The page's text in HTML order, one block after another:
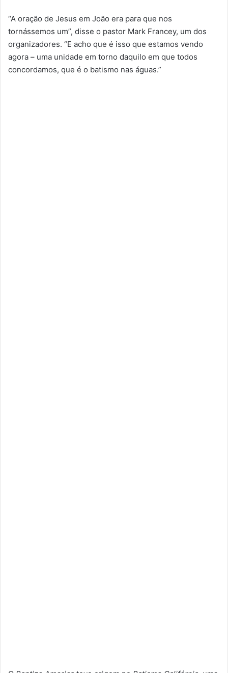
“A oração de Jesus em João era para que nos
tornássemos um”, disse o pastor Mark Francey, um dos
organizadores. “E acho que é isso que estamos vendo
agora – uma unidade em torno daquilo em que todos
concordamos, que é o batismo nas águas.”